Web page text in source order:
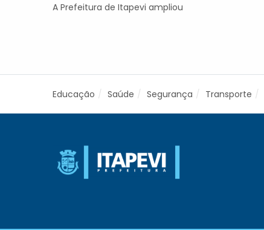
A Prefeitura de Itapevi ampliou
Educação Saúde Segurança Transporte